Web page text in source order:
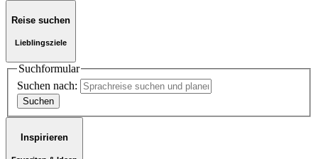
Reise suchen
Lieblingsziele
Suchformular
Suchen nach:
Inspirieren